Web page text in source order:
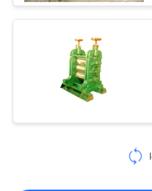
Rebarの
棒鋼の生